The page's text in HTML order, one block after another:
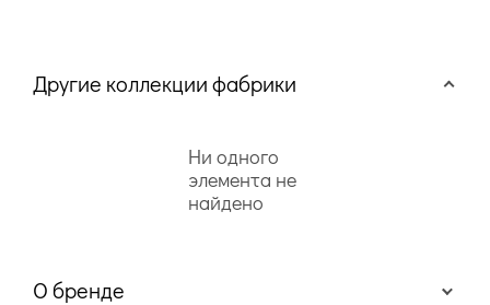
Другие коллекции фабрики
Ни одного
элемента не
найдено
О бренде